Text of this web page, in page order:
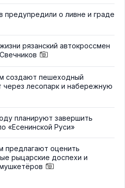
предупредили о ливне и граде
рязанский автокроссмен
создают пешеходный
через лесопарк и набережную
планируют завершить
«Есенинской Руси»
предлагают оценить
рыцарские доспехи и